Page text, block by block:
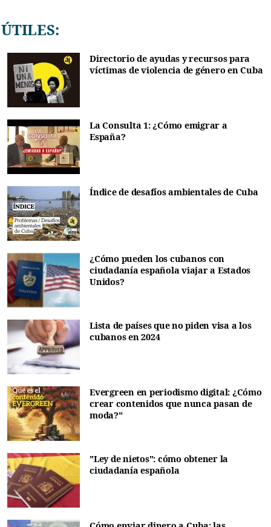
ÚTILES:
Directorio de ayudas y recursos para
víctimas de violencia de género en Cuba
La Consulta 1: ¿Cómo emigrar a
España?
Índice de desafíos ambientales de Cuba
¿Cómo pueden los cubanos con
ciudadanía española viajar a Estados
Unidos?
Lista de países que no piden visa a los
cubanos en 2024
Evergreen en periodismo digital: ¿Cómo
crear contenidos que nunca pasan de
moda?"
"Ley de nietos": cómo obtener la
ciudadanía española